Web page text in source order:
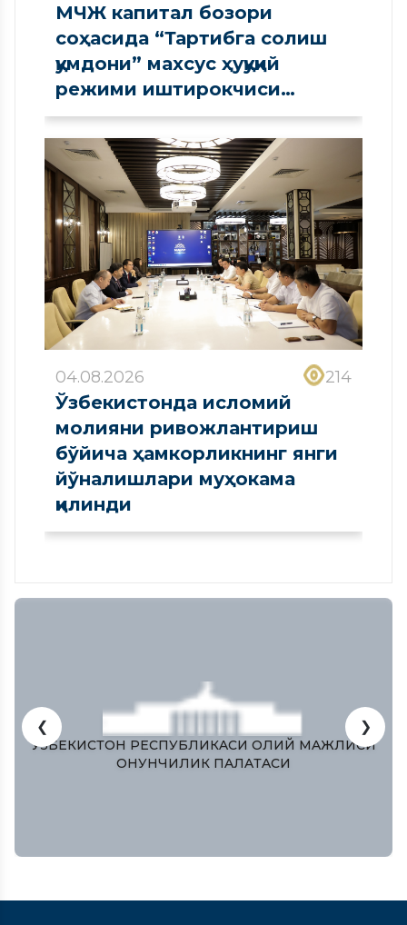
МЧЖ капитал бозори
соҳасида “Тартибга солиш
қумдони” махсус ҳуқуқий
режими иштирокчиси
сифатида рўйхатдан
ўтказилди
04.08.2026 214
Ўзбекистонда исломий
молияни ривожлантириш
бўйича ҳамкорликнинг янги
йўналишлари муҳокама
қилинди
ЎЗБЕКИСТОН РЕСПУБЛИКAСИ ОЛИЙ МAЖЛИСИ
ҚОНУНЧИЛИК ПAЛAТAСИ
❮ ❯